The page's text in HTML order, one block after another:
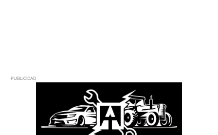
PUBLICIDAD